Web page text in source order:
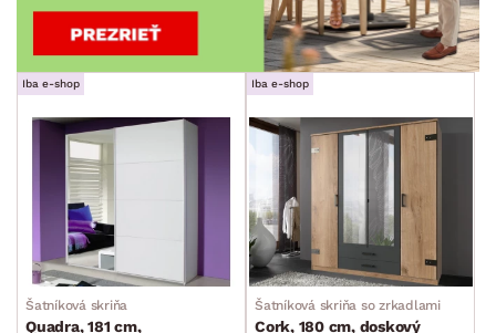
Iba e-shop
Šatníková skriňa
Quadra, 181 cm,
Iba e-shop
Šatníková skriňa so zrkadlami
Cork, 180 cm, doskový